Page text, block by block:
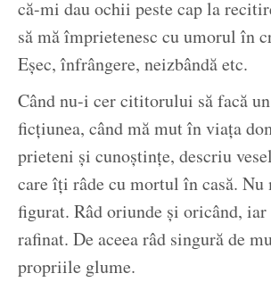
că-mi dau ochii peste cap la
să mă împrietenesc cu umorul în
Eșec, înfrângere, neizbândă etc.
Când nu-i cer cititorului să facă
ficțiunea, când mă mut în viața
prieteni și cunoștințe, descriu
care îți râde cu mortul în casă. Nu
figurat. Râd oriunde și oricând,
rafinat. De aceea râd singură de
propriile glume.